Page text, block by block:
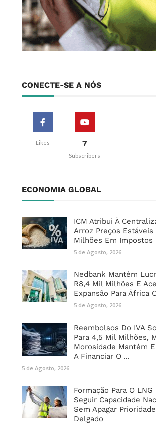
CONECTE-SE A NÓS
Likes 7
Subscribers
ECONOMIA GLOBAL
ICM Atribui À
Arroz Preços Estáveis
Milhões Em Impostos
5 de Agosto, 2026
Nedbank Mantém
R8,4 Mil Milhões E
Expansão Para África
5 de Agosto, 2026
Reembolsos Do IVA
Para 4,5 Mil Milhões,
Morosidade Mantém
A Financiar O ...
5 de Agosto, 2026
Formação Para O LNG
Seguir Capacidade
Sem Apagar
Delgado